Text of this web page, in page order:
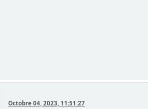
Octobre 04, 2023, 11:51:27